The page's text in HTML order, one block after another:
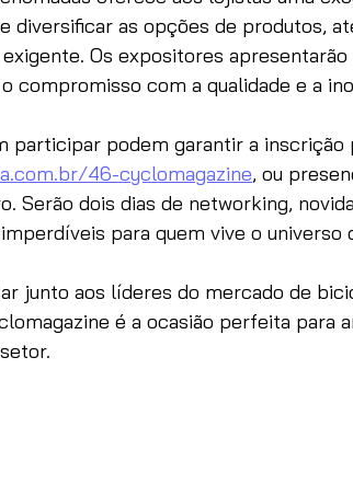
diversificar as opções de produtos,
Os expositores
compromisso com a qualidade e a
participar podem garantir a inscrição
46-cyclomagazine, ou
Serão dois dias de networking,
para quem vive o universo
junto aos líderes do mercado de
é a ocasião perfeita para